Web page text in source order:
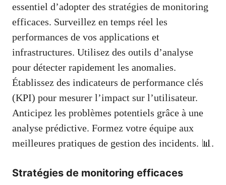
essentiel d’adopter des stratégies de monitoring
efficaces. Surveillez en temps réel les
performances de vos applications et
infrastructures. Utilisez des outils d’analyse
pour détecter rapidement les anomalies.
Établissez des indicateurs de performance clés
(KPI) pour mesurer l’impact sur l’utilisateur.
Anticipez les problèmes potentiels grâce à une
analyse prédictive. Formez votre équipe aux
meilleures pratiques de gestion des incidents. 📊.
Stratégies de monitoring efficaces